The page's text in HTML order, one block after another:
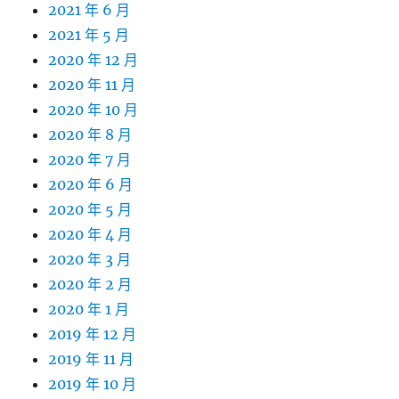
2021 年 6 月
2021 年 5 月
2020 年 12 月
2020 年 11 月
2020 年 10 月
2020 年 8 月
2020 年 7 月
2020 年 6 月
2020 年 5 月
2020 年 4 月
2020 年 3 月
2020 年 2 月
2020 年 1 月
2019 年 12 月
2019 年 11 月
2019 年 10 月